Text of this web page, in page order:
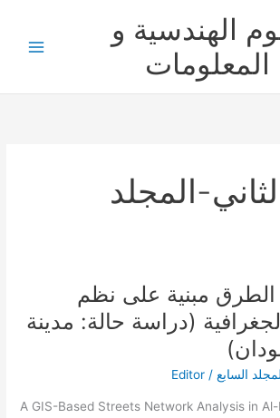
الهندسية و
المعلومات
المجلد
مبنية على نظم
(دراسة حالة: مدينة
السابع /
Editor
A GIS-Based Streets Network Analysis in